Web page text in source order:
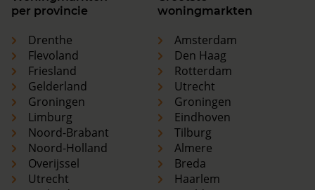
per provincie
Drenthe
Flevoland
Friesland
Gelderland
Groningen
Limburg
Noord-Brabant
Noord-Holland
Overijssel
Utrecht
woningmarkten
Amsterdam
Den Haag
Rotterdam
Utrecht
Groningen
Eindhoven
Tilburg
Almere
Breda
Haarlem